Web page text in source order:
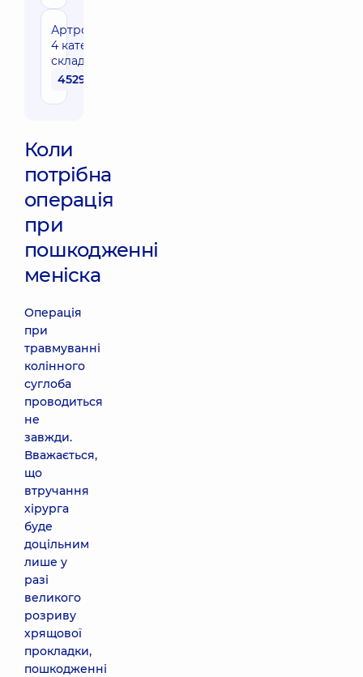
Артроскопія
4 категорії
складності
45290 грн
Коли
потрібна
операція
при
пошкодженні
меніска
Операція
при
травмуванні
колінного
суглоба
проводиться
не
завжди.
Вважається,
що
втручання
хірурга
буде
доцільним
лише у
разі
великого
розриву
хрящової
прокладки,
пошкодженні